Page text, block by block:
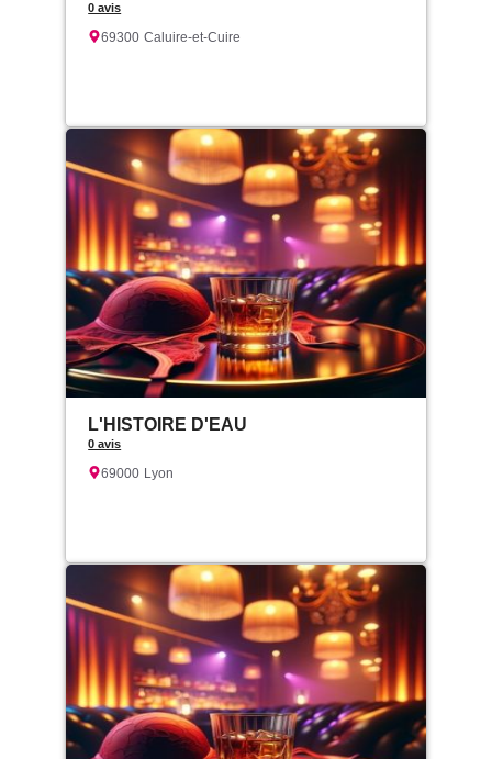
0 avis
69300 Caluire-et-Cuire
L'HISTOIRE D'EAU
0 avis
69000 Lyon